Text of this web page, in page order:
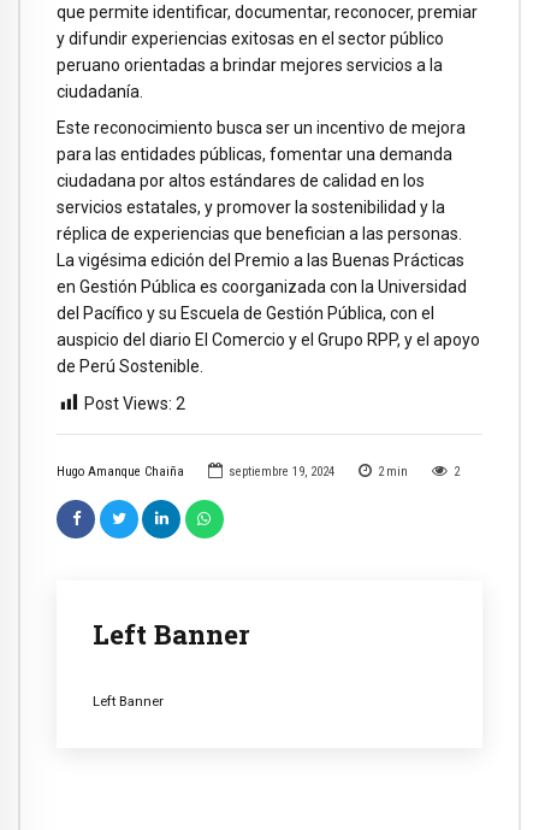
Hugo Amanque Chaiña septiembre 19, 2024 2 min 2
Left Banner
Left Banner
que permite identificar, documentar, reconocer, premiar
y difundir experiencias exitosas en el sector público
peruano orientadas a brindar mejores servicios a la
ciudadanía.
Este reconocimiento busca ser un incentivo de mejora
para las entidades públicas, fomentar una demanda
ciudadana por altos estándares de calidad en los
servicios estatales, y promover la sostenibilidad y la
réplica de experiencias que benefician a las personas.
La vigésima edición del Premio a las Buenas Prácticas
en Gestión Pública es coorganizada con la Universidad
del Pacífico y su Escuela de Gestión Pública, con el
auspicio del diario El Comercio y el Grupo RPP, y el apoyo
de Perú Sostenible.
Post Views: 2